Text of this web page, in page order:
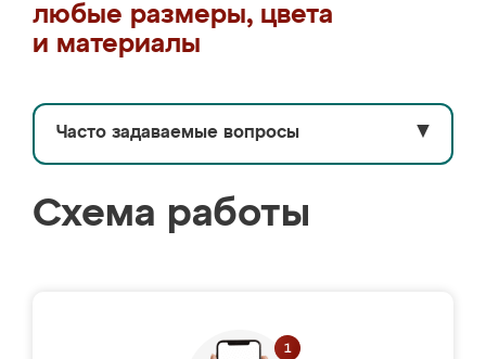
любые размеры, цвета
и материалы
Часто задаваемые вопросы ▼
Схема работы